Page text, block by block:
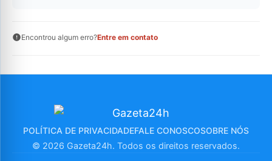
Encontrou algum erro?Entre em contato
POLÍTICA DE PRIVACIDADEFALE CONOSCOSOBRE NÓS
© 2026 Gazeta24h. Todos os direitos reservados.